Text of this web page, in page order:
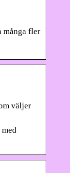
många fler
väljer